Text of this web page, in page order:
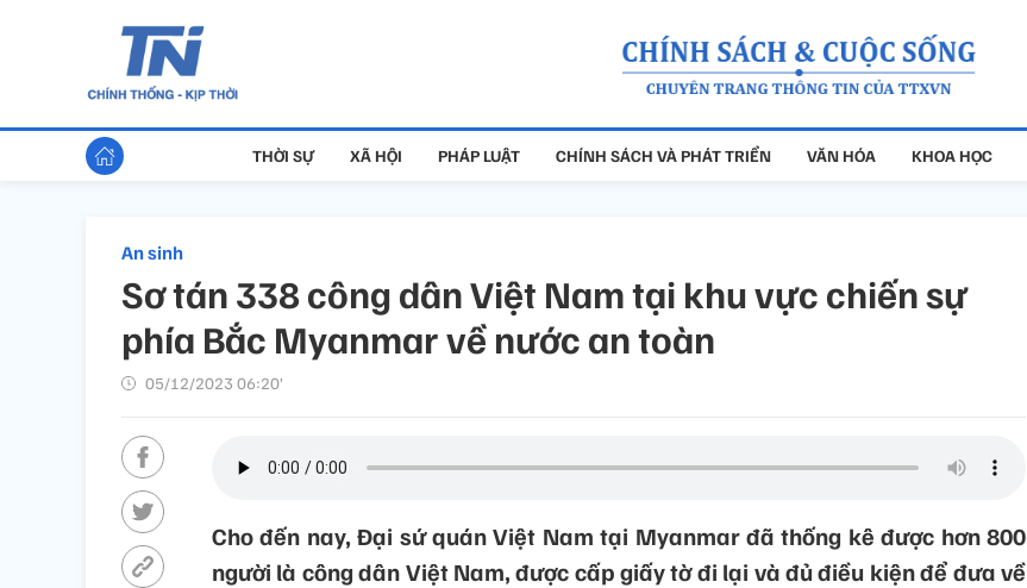
THỜI SỰ XÃ HỘI PHÁP LUẬT CHÍNH SÁCH VÀ PHÁT TRIỂN VĂN HÓA KHOA HỌC
An sinh
Sơ tán 338 công dân Việt Nam tại khu vực chiến sự
phía Bắc Myanmar về nước an toàn
05/12/2023 06:20’
Cho đến nay, Đại sứ quán Việt Nam tại Myanmar đã thống kê được hơn 800
người là công dân Việt Nam, được cấp giấy tờ đi lại và đủ điều kiện để đưa về